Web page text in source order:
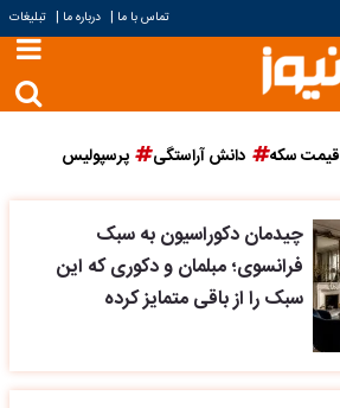
تماس با ما | درباره ما | تبلیغات
قیمت سکه دانش آراستگی پرسپولیس
چیدمان دکوراسیون به سبک
فرانسوی؛ مبلمان و دکوری که این
سبک را از باقی متمایز کرده